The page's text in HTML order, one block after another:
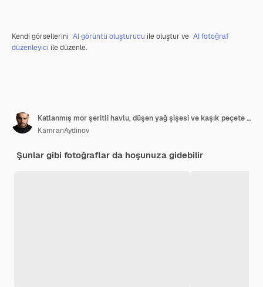
Kendi görsellerini AI görüntü oluşturucu ile oluştur ve AI fotoğraf
düzenleyici ile düzenle.
Katlanmış mor şeritli havlu, düşen yağ şişesi ve kaşık peçete üzerinde pişmemiş ve haşlanmış beyaz pirincin üstten görünümü
KamranAydinov
Şunlar gibi fotoğraflar da hoşunuza gidebilir